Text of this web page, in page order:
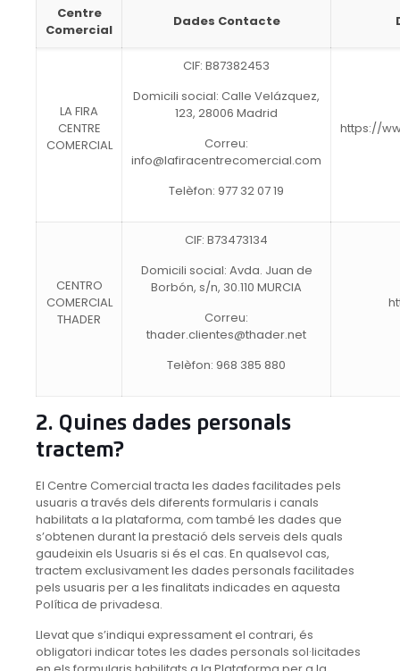
Centre
Comercial
Dades Contacte
LA FIRA
CENTRE
COMERCIAL
CIF: B87382453
Domicili social: Calle Velázquez,
123, 28006 Madrid
Correu:
info@lafiracentrecomercial.com
Telèfon: 977 32 07 19
https://
CENTRO
COMERCIAL
THADER
CIF: B73473134
Domicili social: Avda. Juan de
Borbón, s/n, 30.110 MURCIA
Correu:
thader.clientes@thader.net
Telèfon: 968 385 880
2. Quines dades personals
tractem?
El Centre Comercial tracta les dades facilitades pels
usuaris a través dels diferents formularis i canals
habilitats a la plataforma, com també les dades que
s’obtenen durant la prestació dels serveis dels quals
gaudeixin els Usuaris si és el cas. En qualsevol cas,
tractem exclusivament les dades personals facilitades
pels usuaris per a les finalitats indicades en aquesta
Política de privadesa.
Llevat que s’indiqui expressament el contrari, és
obligatori indicar totes les dades personals sol·licitades